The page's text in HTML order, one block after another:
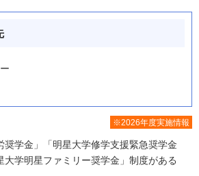
※2026年度実施情報
学金」「明星大学修学支援緊急奨学金
大学明星ファミリー奨学金」制度がある